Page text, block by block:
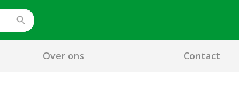
Over ons Contact